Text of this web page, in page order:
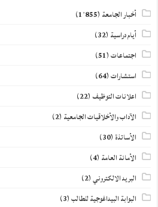
أخبار الجامعة (1٬855)
أيام دراسية (32)
اجتماعات(51)
استشارات(64)
اعلانات التوظيف (22)
الآداب والأخلاقيات الجامعية (2)
الأساتذة(30)
الأمانة العامة (4)
البريد الالكتروني(2)
البوابة البيداغوجية للطالب(3)